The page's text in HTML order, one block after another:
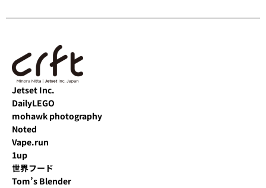
Jetset Inc.
DailyLEGO
mohawk photography
Noted
Vape.run
1up
世界フード
Tom’s Blender